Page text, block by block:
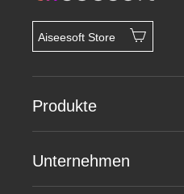
Aiseesoft Store
Produkte
Unternehmen